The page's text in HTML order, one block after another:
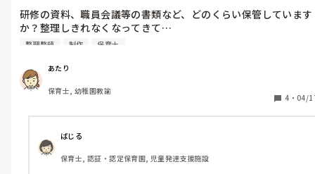
研修の資料、職員会議等の書類など、どのくらい保管しています
か？整理しきれなくなってきて…
保育グッズや製作グッズなども、気がつくとどんどん増えてきて
整理整頓 制作 保育士
あたり
保育士, 幼稚園教諭
4 ・ 04/
ばじる
保育士, 認証・認定保育園, 児童発達支援施設